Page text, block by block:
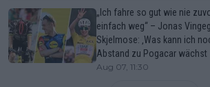
„Ich fahre so gut wie nie
einfach weg“ – Jonas
Skjelmose: ‚Was kann ich
Abstand zu Pogacar wächst
Aug 07, 11:30